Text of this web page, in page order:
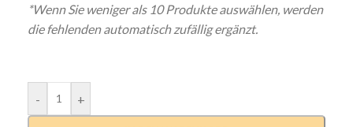
*Wenn Sie weniger als 10 Produkte auswählen, werden
die fehlenden automatisch zufällig ergänzt.
- +